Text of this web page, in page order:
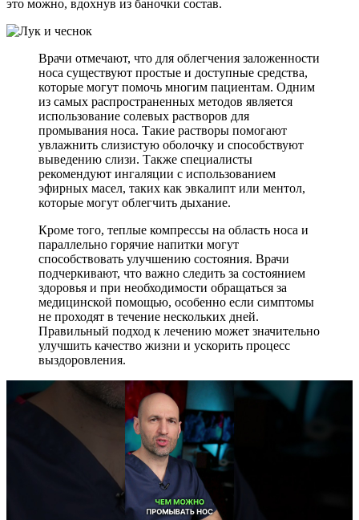
это можно, вдохнув из баночки состав.
Врачи отмечают, что для облегчения заложенности
носа существуют простые и доступные средства,
которые могут помочь многим пациентам. Одним
из самых распространенных методов является
использование солевых растворов для
промывания носа. Такие растворы помогают
увлажнить слизистую оболочку и способствуют
выведению слизи. Также специалисты
рекомендуют ингаляции с использованием
эфирных масел, таких как эвкалипт или ментол,
которые могут облегчить дыхание.
Кроме того, теплые компрессы на область носа и
параллельно горячие напитки могут
способствовать улучшению состояния. Врачи
подчеркивают, что важно следить за состоянием
здоровья и при необходимости обращаться за
медицинской помощью, особенно если симптомы
не проходят в течение нескольких дней.
Правильный подход к лечению может значительно
улучшить качество жизни и ускорить процесс
выздоровления.